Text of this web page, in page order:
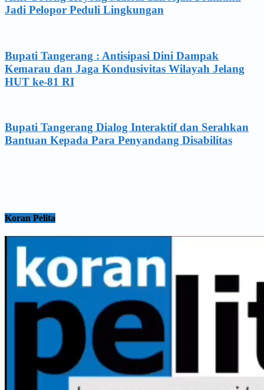
Jadi Pelopor Peduli Lingkungan
Bupati Tangerang : Antisipasi Dini Dampak
Kemarau dan Jaga Kondusivitas Wilayah Jelang
HUT ke-81 RI
Bupati Tangerang Dialog Interaktif dan Serahkan
Bantuan Kepada Para Penyandang Disabilitas
Koran Pelita